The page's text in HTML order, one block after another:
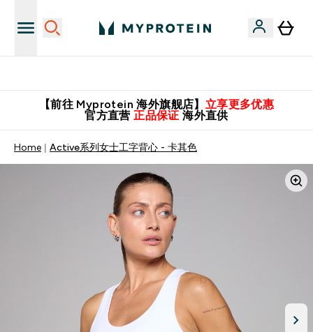
【前往 Myprotein 海外旗舰店】 立享更多优惠
官方直营 正品保证 海外直供
Home Active系列女士工字背心 - 卡其色